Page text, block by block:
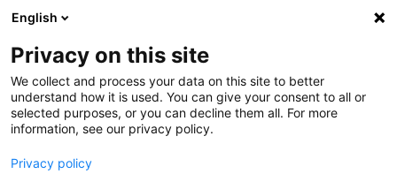
Ga direct naar de inhoud
English
Privacy on this site
We collect and process your data on this site to better
understand how it is used. You can give your consent to all or
selected purposes, or you can decline them all. For more
information, see our privacy policy.
Privacy policy